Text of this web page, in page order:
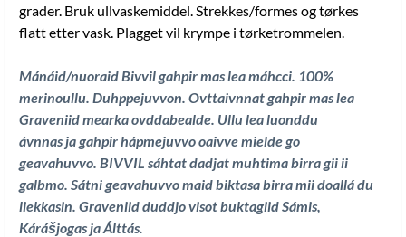
grader. Bruk ullvaskemiddel. Strekkes/formes og tørkes
flatt etter vask. Plagget vil krympe i tørketrommelen.
Mánáid/nuoraid Bivvil gahpir mas lea máhcci. 100%
merinoullu. Duhppejuvvon. Ovttaivnnat gahpir mas lea
Graveniid mearka ovddabealde. Ullu lea luonddu
ávnnas ja gahpir hápmejuvvo oaivve mielde go
geavahuvvo. BIVVIL sáhtat dadjat muhtima birra gii ii
galbmo. Sátni geavahuvvo maid biktasa birra mii doallá du
liekkasin. Graveniid duddjo visot buktagiid Sámis,
Kárášjogas ja Álttás